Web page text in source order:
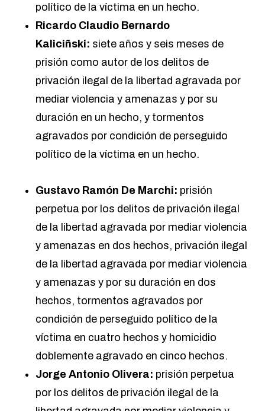
político de la víctima en un hecho.
Ricardo Claudio Bernardo
Kaliciñski: siete años y seis meses de
prisión como autor de los delitos de
privación ilegal de la libertad agravada por
mediar violencia y amenazas y por su
duración en un hecho, y tormentos
agravados por condición de perseguido
político de la víctima en un hecho.
Gustavo Ramón De Marchi: prisión
perpetua por los delitos de privación ilegal
de la libertad agravada por mediar violencia
y amenazas en dos hechos, privación ilegal
de la libertad agravada por mediar violencia
y amenazas y por su duración en dos
hechos, tormentos agravados por
condición de perseguido político de la
víctima en cuatro hechos y homicidio
doblemente agravado en cinco hechos.
Jorge Antonio Olivera: prisión perpetua
por los delitos de privación ilegal de la